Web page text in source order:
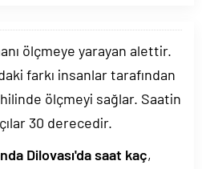
ölçmeye yarayan alettir.
farkı insanlar tarafından
ölçmeyi sağlar. Saatin
30 derecedir.
Dilovası'da saat kaç,